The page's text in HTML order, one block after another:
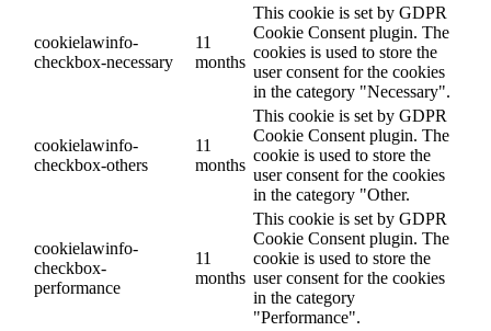
cookielawinfo-
checkbox-necessary
11
months
This cookie is set by GDPR
Cookie Consent plugin. The
cookies is used to store the
user consent for the cookies
in the category "Necessary".
cookielawinfo-
checkbox-others
11
months
This cookie is set by GDPR
Cookie Consent plugin. The
cookie is used to store the
user consent for the cookies
in the category "Other.
cookielawinfo-
checkbox-
performance
11
months
This cookie is set by GDPR
Cookie Consent plugin. The
cookie is used to store the
user consent for the cookies
in the category
"Performance".